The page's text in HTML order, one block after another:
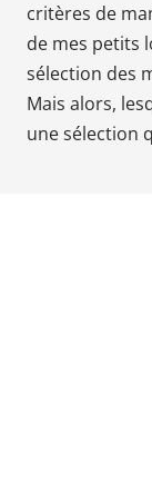
critères de
de mes petits
sélection des
Mais alors,
une sélection